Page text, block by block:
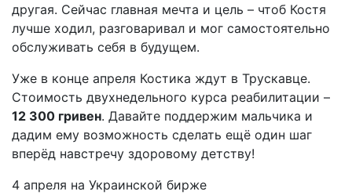
другая. Сейчас главная мечта и цель – чтоб Костя
лучше ходил, разговаривал и мог самостоятельно
обслуживать себя в будущем.
Уже в конце апреля Костика ждут в Трускавце.
Стоимость двухнедельного курса реабилитации –
12 300 гривен. Давайте поддержим мальчика и
дадим ему возможность сделать ещё один шаг
вперёд навстречу здоровому детству!
4 апреля на Украинской бирже